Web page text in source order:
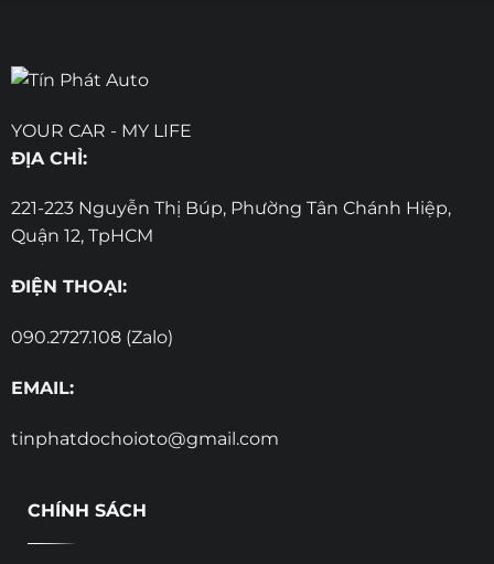
YOUR CAR - MY LIFE
ĐỊA CHỈ:
221-223 Nguyễn Thị Búp, Phường Tân Chánh Hiệp,
Quận 12, TpHCM
ĐIỆN THOẠI:
090.2727.108 (Zalo)
EMAIL:
tinphatdochoioto@gmail.com
CHÍNH SÁCH